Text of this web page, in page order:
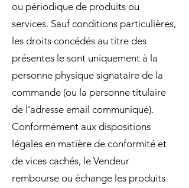
ou périodique de produits ou
services. Sauf conditions particulières,
les droits concédés au titre des
présentes le sont uniquement à la
personne physique signataire de la
commande (ou la personne titulaire
de l’adresse email communiqué).
Conformément aux dispositions
légales en matière de conformité et
de vices cachés, le Vendeur
rembourse ou échange les produits